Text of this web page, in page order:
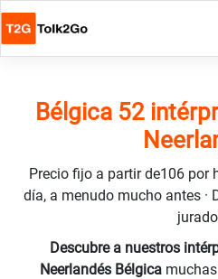
Bélgica 52
Precio fijo a partir de106 por
día, a menudo mucho antes ·
Descubre a nuestros
Neerlandés Bélgica